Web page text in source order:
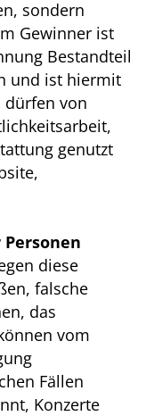
sondern
Gewinner ist
Bestandteil
und ist hiermit
dürfen von
genutzt
diese
falsche
das
vom
Fällen
Konzerte